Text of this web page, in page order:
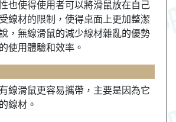
也使得使用者可以將滑鼠放在自己
線材的限制，使得桌面上更加整潔
，無線滑鼠的減少線材雜亂的優勢
使用體驗和效率。
線滑鼠更容易攜帶，主要是因為它
線材。